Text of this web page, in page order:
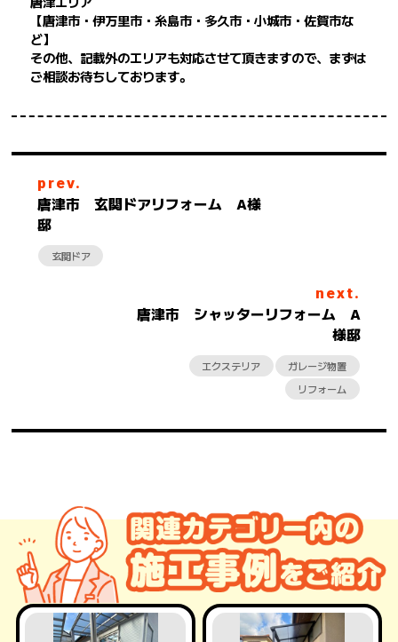
【唐津市・伊万里市・糸島市・多久市・小城市・佐賀市な
ど】
その他、記載外のエリアも対応させて頂きますので、まずは
ご相談お待ちしております。
prev.
唐津市 玄関ドアリフォーム A様
邸
玄関ドア
next.
唐津市 シャッターリフォーム A
様邸
エクステリア
ガレージ物置
リフォーム